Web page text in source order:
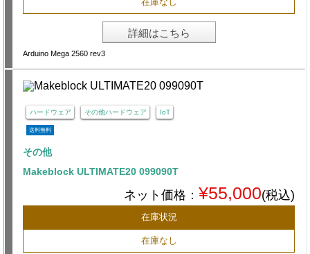
詳細はこちら
Arduino Mega 2560 rev3
ハードウェア その他ハードウェア IoT
送料無料
その他
Makeblock ULTIMATE20 099090T
ネット価格： ¥55,000(税込)
在庫状況
在庫なし